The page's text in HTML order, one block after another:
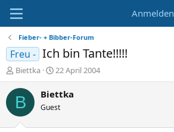
Anmelden
Fieber- + Bibber-Forum
Freu - Ich bin Tante!!!!!
E
r
s
Biettka
E
r
s
e
22 April 2004
B Biettka
Guest